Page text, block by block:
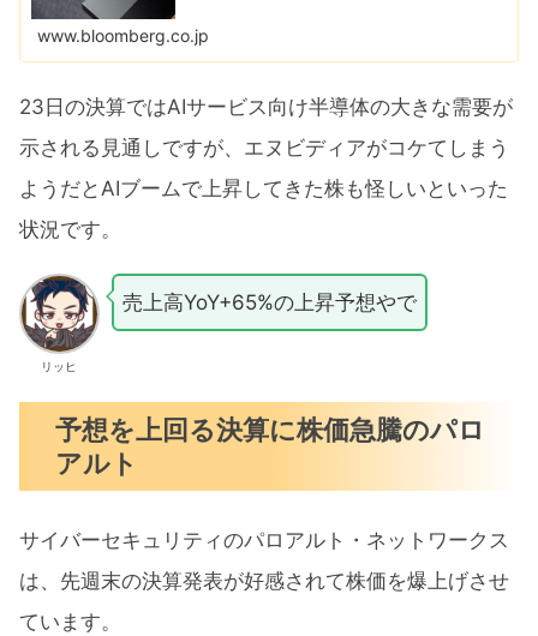
www.bloomberg.co.jp
23日の決算ではAIサービス向け半導体の大きな需要が
示される見通しですが、エヌビディアがコケてしまう
ようだとAIブームで上昇してきた株も怪しいといった
状況です。
リッヒ
売上高YoY+65%の上昇予想やで
予想を上回る決算に株価急騰のパロ
アルト
サイバーセキュリティのパロアルト・ネットワークス
は、先週末の決算発表が好感されて株価を爆上げさせ
ています。